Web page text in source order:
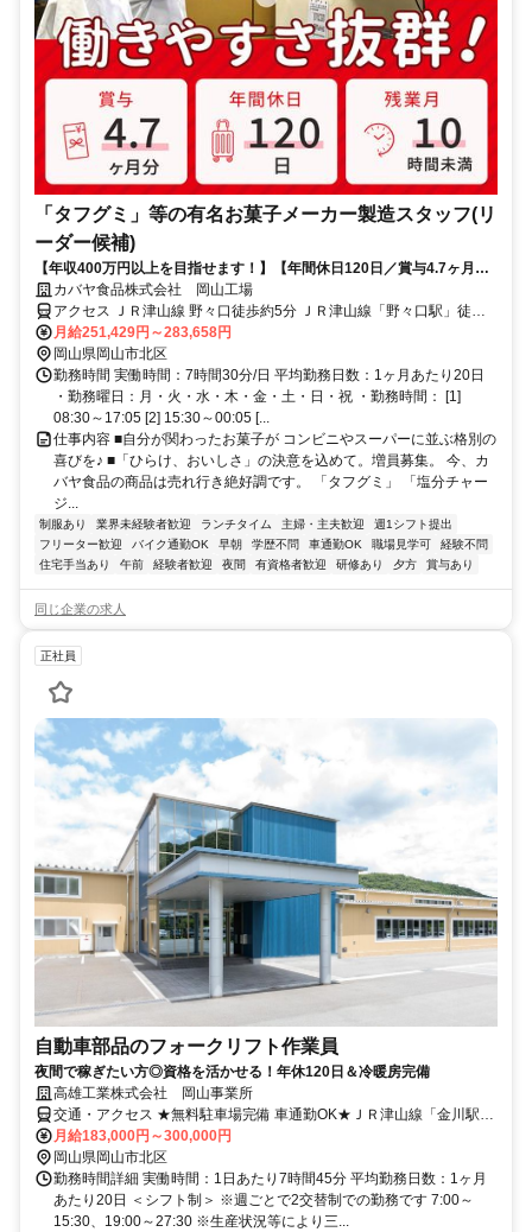
「タフグミ」等の有名お菓子メーカー製造スタッフ(リ
ーダー候補)
【年収400万円以上を目指せます！】【年間休日120日／賞与4.7ヶ月／
残業少なめ】 今までの経験を活かしながらリーダー職を目指せるポジシ
ョンです！「選んでよかった」を、働くすべての人に。「タフグミ」
「塩分チャージタブレッツ」「セボンスター」「さくさくぱんだ」「ほ
ねほねザウルス」等のヒット連発を支える誇りと、業界屈指の待遇を同
時に手に入れませんか？ 平均勤続16.5年が証明する「心理的安全」と、
最新設備のクリーンルームで叶える「スマートな働き方」。 ただの作業
で終わらせない、日本中の笑顔を作る司令塔へ。
カバヤ食品株式会社 岡山工場
アクセス ＪＲ津山線 野々口徒歩約5分 ＪＲ津山線「野々口駅」徒歩5
分 ／マイカー通勤OK／無料駐車場完備
月給251,429円～283,658円
岡山県岡山市北区
勤務時間 実働時間：7時間30分/日 平均勤務日数：1ヶ月あたり20日
・勤務曜日：月・火・水・木・金・土・日・祝 ・勤務時間： [1]
08:30～17:05 [2] 15:30～00:05 [...
仕事内容 ■自分が関わったお菓子が コンビニやスーパーに並ぶ格別の
喜びを♪ ■「ひらけ、おいしさ」の決意を込めて。増員募集。 今、カ
バヤ食品の商品は売れ行き絶好調です。 「タフグミ」 「塩分チャー
ジ...
制服あり 業界未経験者歓迎 ランチタイム 主婦・主夫歓迎
週1シフト提出
フリーター歓迎
バイク通勤OK 早朝 学歴不問 車通勤OK 職場見学可
経験不問
住宅手当あり
午前 経験者歓迎 夜間 有資格者歓迎 研修あり 夕方 賞与あり
同じ企業の求人
正社員
自動車部品のフォークリフト作業員
夜間で稼ぎたい方◎資格を活かせる！年休120日＆冷暖房完備
高雄工業株式会社 岡山事業所
交通・アクセス ★無料駐車場完備 車通勤OK★ＪＲ津山線「金川駅」
より車で10分
月給183,000円～300,000円
岡山県岡山市北区
勤務時間詳細 実働時間：1日あたり7時間45分 平均勤務日数：1ヶ月
あたり20日 ＜シフト制＞ ※週ごとで2交替制での勤務です 7:00～
15:30、19:00～27:30 ※生産状況等により三...